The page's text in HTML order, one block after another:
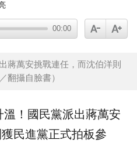
00:00
蔣萬安挑戰連任，而沈伯洋則
翻攝自臉書）
溫！國民黨派出蔣萬安
獲民進黨正式拍板參